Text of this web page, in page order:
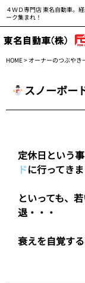
４ＷＤ専門店 東名自動車。
ーク集まれ！
HOME> オーナーのつぶやき
スノーボー
定休日という
ドに行ってきま
といっても、
退・・・
衰えを自覚す